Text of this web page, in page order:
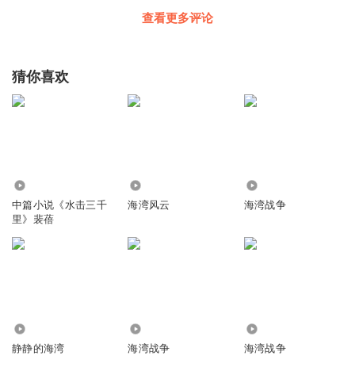
查看更多评论
猜你喜欢
中篇小说《水击三千
里》裴蓓
海湾风云 海湾战争
静静的海湾 海湾战争 海湾战争